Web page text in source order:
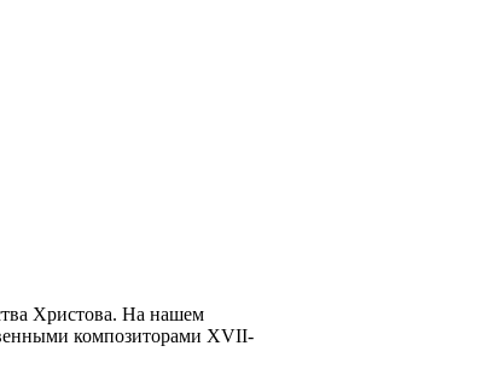
Христова. На нашем
композиторами XVII-